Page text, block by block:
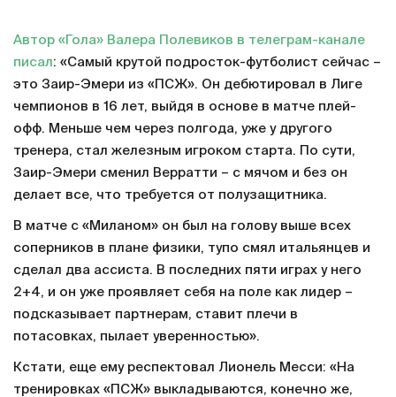
Автор «Гола» Валера Полевиков в телеграм-канале
писал: «Самый крутой подросток-футболист сейчас –
это Заир-Эмери из «ПСЖ». Он дебютировал в Лиге
чемпионов в 16 лет, выйдя в основе в матче плей-
офф. Меньше чем через полгода, уже у другого
тренера, стал железным игроком старта. По сути,
Заир-Эмери сменил Верратти – с мячом и без он
делает все, что требуется от полузащитника.
В матче с «Миланом» он был на голову выше всех
соперников в плане физики, тупо смял итальянцев и
сделал два ассиста. В последних пяти играх у него
2+4, и он уже проявляет себя на поле как лидер –
подсказывает партнерам, ставит плечи в
потасовках, пылает уверенностью».
Кстати, еще ему респектовал Лионель Месси: «На
тренировках «ПСЖ» выкладываются, конечно же,